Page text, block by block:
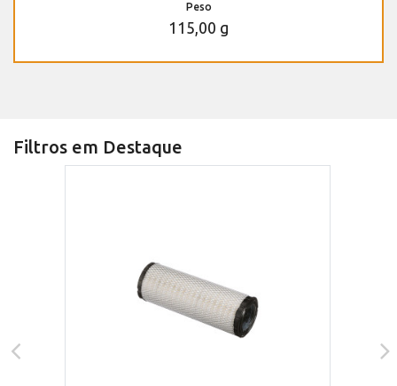
Peso
115,00 g
Filtros em Destaque